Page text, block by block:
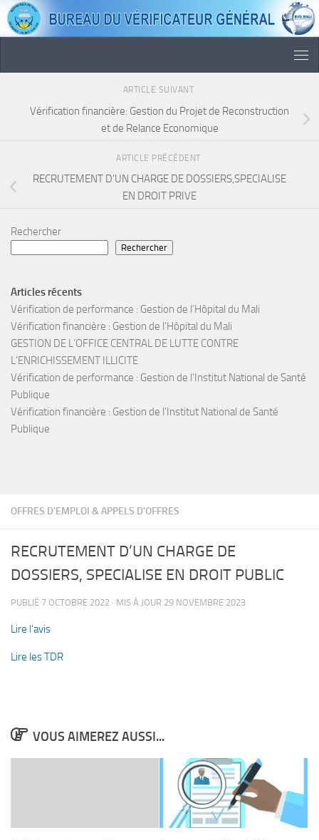
Skip to content
OFFRES D'EMPLOI & APPELS D'OFFRES
RECRUTEMENT D’UN CHARGE DE
DOSSIERS, SPECIALISE EN DROIT PUBLIC
PUBLIÉ 7 OCTOBRE 2022 · MIS À JOUR 29 NOVEMBRE 2023
Lire l’avis
Lire les TDR
VOUS AIMEREZ AUSSI...
ARTICLE SUIVANT
Vérification financière: Gestion du Projet de Reconstruction
et de Relance Economique
ARTICLE PRÉCÉDENT
RECRUTEMENT D’UN CHARGE DE DOSSIERS,SPECIALISE
EN DROIT PRIVE
Rechercher
Rechercher
Articles récents
Vérification de performance : Gestion de l’Hôpital du Mali
Vérification financière : Gestion de l’Hôpital du Mali
GESTION DE L’OFFICE CENTRAL DE LUTTE CONTRE
L’ENRICHISSEMENT ILLICITE
Vérification de performance : Gestion de l’Institut National de Santé
Publique
Vérification financière : Gestion de l’Institut National de Santé
Publique